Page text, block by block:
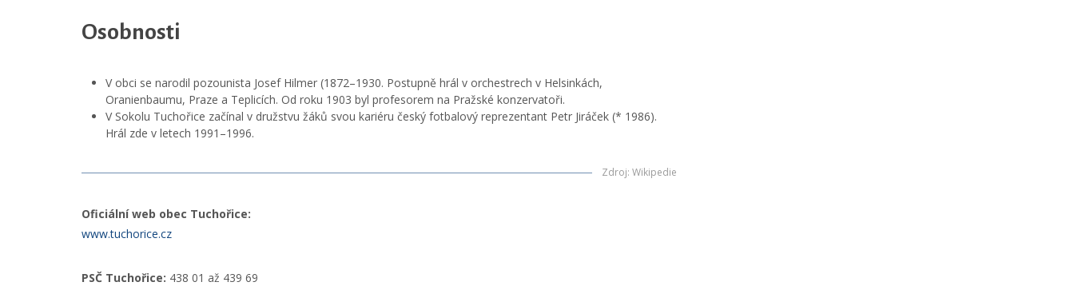
Osobnosti
V obci se narodil pozounista Josef Hilmer (1872–1930. Postupně hrál v orchestrech v Helsinkách,
Oranienbaumu, Praze a Teplicích. Od roku 1903 byl profesorem na Pražské konzervatoři.
V Sokolu Tuchořice začínal v družstvu žáků svou kariéru český fotbalový reprezentant Petr Jiráček (* 1986).
Hrál zde v letech 1991–1996.
Zdroj: Wikipedie
Oficiální web obec Tuchořice:
www.tuchorice.cz
PSČ Tuchořice: 438 01 až 439 69